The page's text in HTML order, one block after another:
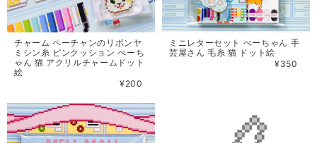
チャーム ペーチャンのリボンヤ
ミシン糸 ピンクッション ぺーち
ゃん 猫 アクリルチャームドット
絵
¥200
ミニレターセット ぺーちゃん 手
芸屋さん 毛糸 猫 ドット絵
¥350